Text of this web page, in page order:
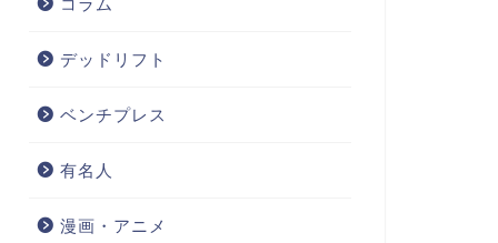
コラム
デッドリフト
ベンチプレス
有名人
漫画・アニメ